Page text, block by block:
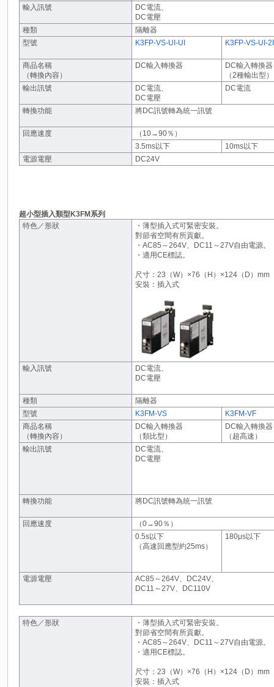
輸入訊號
DC電流、
DC電壓
種類
隔離器
型號
K3FP-VS-UI-UI K3FP-VS-UI-2I
商品名稱
（轉換內容）
DC輸入轉換器
DC輸入轉換器
（2種輸出型）
輸出訊號
DC電流、
DC電壓
DC電流
轉換功能 將DC訊號轉為統一訊號
回應速度
（10→90％）
3.5ms以下
10ms以下
電源電壓
DC24V
超小型插入類型K3FM系列
特色／形狀
・薄型插入式可緊密安裝。
對節省空間有所貢獻。
・AC85～264V、DC11～27V自由電源。
・適用CE標誌。
尺寸：23（W）×76（H）×124（D）mm
安裝：插入式
輸入訊號
DC電流、
DC電壓
種類
隔離器
型號
K3FM-VS
K3FM-VF
商品名稱
（轉換內容）
DC輸入轉換器
（類比型）
DC輸入轉換器
（超高速）
輸出訊號
DC電流、
DC電壓
轉換功能 將DC訊號轉為統一訊號
回應速度
（0→90％）
0.5s以下
（高速回應型約25ms）
180μs以下
電源電壓
AC85～264V、DC24V、
DC11～27V、DC110V
特色／形狀
・薄型插入式可緊密安裝。
對節省空間有所貢獻。
・AC85～264V、DC11～27V自由電源。
・適用CE標誌。
尺寸：23（W）×76（H）×124（D）mm
安裝：插入式